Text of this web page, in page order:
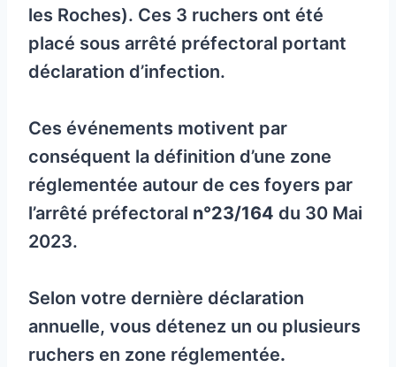
les Roches). Ces 3 ruchers ont été
placé sous arrêté préfectoral portant
déclaration d’infection.
Ces événements motivent par
conséquent la définition d’une zone
réglementée autour de ces foyers par
l’arrêté préfectoral n°23/164 du 30 Mai
2023.
Selon votre dernière déclaration
annuelle, vous détenez un ou plusieurs
ruchers en zone réglementée.